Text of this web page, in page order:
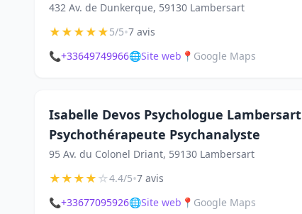
432 Av. de Dunkerque, 59130 Lambersart
★★★★★5/5•7 avis
📞+33649749966🌐Site web 📍 Google Maps
Isabelle Devos Psychologue Lambersart
Psychothérapeute Psychanalyste
95 Av. du Colonel Driant, 59130 Lambersart
★★★★☆4.4/5•7 avis
📞+33677095926🌐Site web 📍 Google Maps